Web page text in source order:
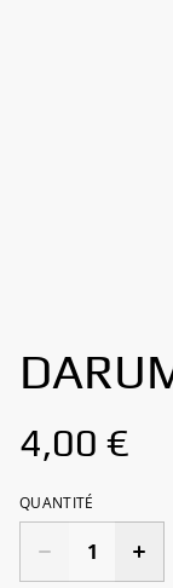
4,00 €
QUANTITÉ